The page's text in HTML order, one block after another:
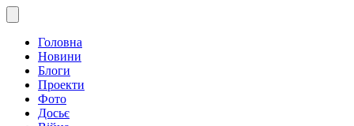
Головна
Новини
Блоги
Проекти
Фото
Досьє